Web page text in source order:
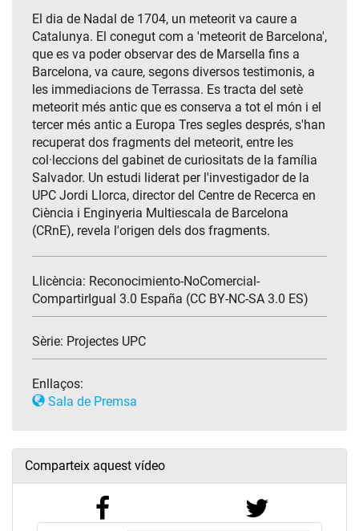
El dia de Nadal de 1704, un meteorit va caure a
Catalunya. El conegut com a 'meteorit de Barcelona',
que es va poder observar des de Marsella fins a
Barcelona, va caure, segons diversos testimonis, a
les immediacions de Terrassa. Es tracta del setè
meteorit més antic que es conserva a tot el món i el
tercer més antic a Europa Tres segles després, s'han
recuperat dos fragments del meteorit, entre les
col·leccions del gabinet de curiositats de la família
Salvador. Un estudi liderat per l'investigador de la
UPC Jordi Llorca, director del Centre de Recerca en
Ciència i Enginyeria Multiescala de Barcelona
(CRnE), revela l'origen dels dos fragments.
Llicència: Reconocimiento-NoComercial-
CompartirIgual 3.0 España (CC BY-NC-SA 3.0 ES)
Sèrie: Projectes UPC
Enllaços:
Sala de Premsa
Comparteix aquest vídeo